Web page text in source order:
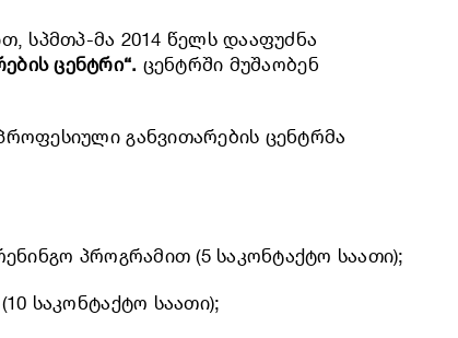
სპმთპ-მა 2014 წელს დააფუძნა
ცენტრი“. ცენტრში მუშაობენ
განვითარების ცენტრმა
პროგრამით (5 საკონტაქტო საათი);
საკონტაქტო საათი);